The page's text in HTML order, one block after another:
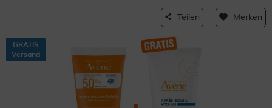
Teilen Merken
GRATIS
Versand